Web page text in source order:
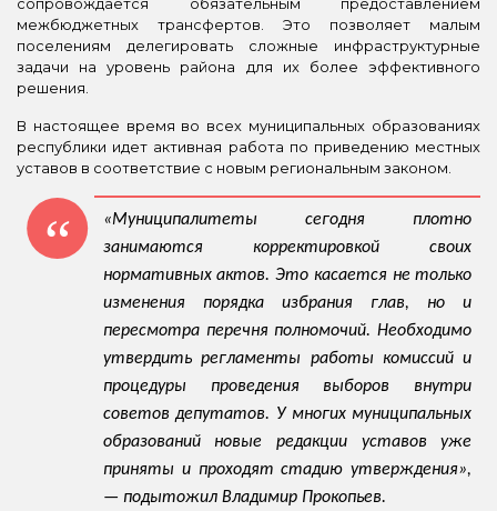
межбюджетных трансфертов. Это позволяет малым
поселениям делегировать сложные инфраструктурные
задачи на уровень района для их более эффективного
решения.
В настоящее время во всех муниципальных образованиях
республики идет активная работа по приведению местных
уставов в соответствие с новым региональным законом.
«Муниципалитеты сегодня плотно
занимаются корректировкой своих
нормативных актов. Это касается не только
изменения порядка избрания глав, но и
пересмотра перечня полномочий. Необходимо
утвердить регламенты работы комиссий и
процедуры проведения выборов внутри
советов депутатов. У многих муниципальных
образований новые редакции уставов уже
приняты и проходят стадию утверждения»,
— подытожил Владимир Прокопьев.